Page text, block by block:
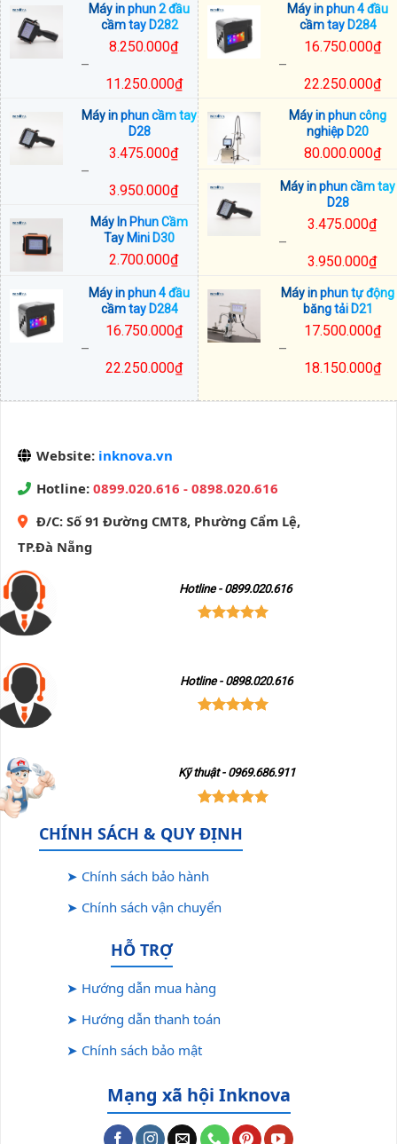
Máy in phun 2 đầu
cầm tay D282
8.250.000₫
–
11.250.000₫
giá:
8.250.000₫
đến
11.250.000₫
Máy in phun cầm tay
D28
3.475.000₫
–
3.950.000₫
giá:
3.475.000₫
đến
3.950.000₫
Máy In Phun Cầm
Tay Mini D30
2.700.000₫
Máy in phun 4 đầu
cầm tay D284
16.750.000₫
–
22.250.000₫
giá:
đến
Máy in phun 4 đầu
cầm tay D284
16.750.000₫
–
22.250.000₫
giá:
16.750.000₫
đến
22.250.000₫
Máy in phun công
nghiệp D20
80.000.000₫
Máy in phun cầm tay
D28
3.475.000₫
–
3.950.000₫
giá:
3.475.000₫
đến
3.950.000₫
Máy in phun tự động
băng tải D21
17.500.000₫
–
18.150.000₫
giá:
Website: inknova.vn
Hotline: 0899.020.616 - 0898.020.616
Đ/C: Số 91 Đường CMT8, Phường Cẩm Lệ,
TP.Đà Nẵng
Hotline - 0899.020.616
Hotline - 0898.020.616
Kỹ thuật - 0969.686.911
CHÍNH SÁCH & QUY ĐỊNH
➤ Chính sách bảo hành
➤ Chính sách vận chuyển
HỖ TRỢ
➤ Hướng dẫn mua hàng
➤ Hướng dẫn thanh toán
➤ Chính sách bảo mật
Mạng xã hội Inknova